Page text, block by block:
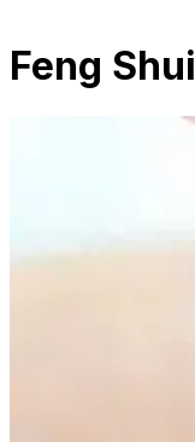
Feng Shui